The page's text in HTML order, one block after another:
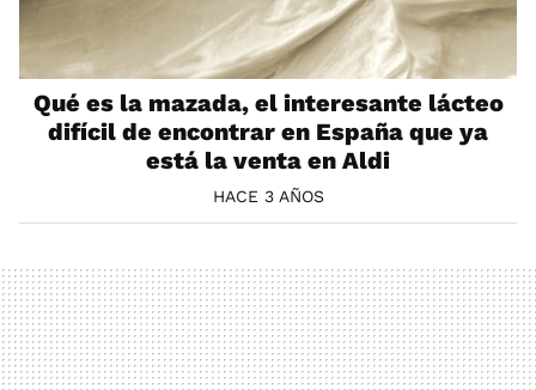
Qué es la mazada, el interesante lácteo
difícil de encontrar en España que ya
está la venta en Aldi
HACE 3 AÑOS